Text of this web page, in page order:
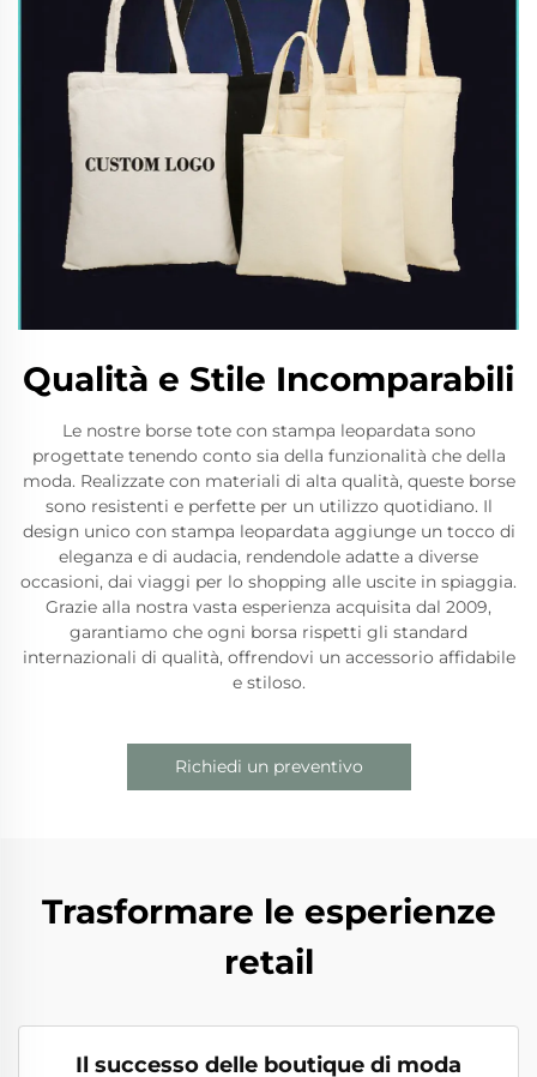
Qualità e Stile Incomparabili
Le nostre borse tote con stampa leopardata sono
progettate tenendo conto sia della funzionalità che della
moda. Realizzate con materiali di alta qualità, queste borse
sono resistenti e perfette per un utilizzo quotidiano. Il
design unico con stampa leopardata aggiunge un tocco di
eleganza e di audacia, rendendole adatte a diverse
occasioni, dai viaggi per lo shopping alle uscite in spiaggia.
Grazie alla nostra vasta esperienza acquisita dal 2009,
garantiamo che ogni borsa rispetti gli standard
internazionali di qualità, offrendovi un accessorio affidabile
e stiloso.
Richiedi un preventivo
Trasformare le esperienze
retail
Il successo delle boutique di moda